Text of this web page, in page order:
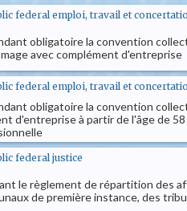
federal emploi, travail et
obligatoire la convention
avec complément d'entreprise
federal emploi, travail et
obligatoire la convention
d'entreprise à partir de l'âge de
federal justice
le règlement de répartition des
de première instance, des